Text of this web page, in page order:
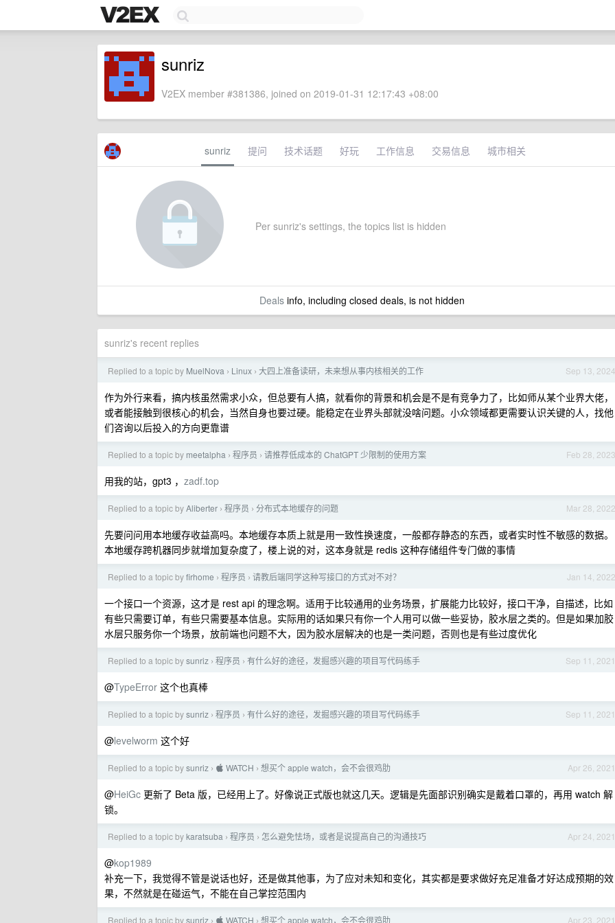
sunriz
V2EX member #381386, joined on 2019-01-31 12:17:43 +08:00
sunriz 提问 技术话题 好玩 工作信息 交易信息 城市相关
Per sunriz's settings, the topics list is hidden
Dealsinfo, including closed deals, is not hidden
sunriz's recent replies
Sep 13, 2024
Replied to a topic by MuelNova › Linux › 大四上准备读研，未来想从事内核相关的工作
作为外行来看，搞内核虽然需求小众，但总要有人搞，就看你的背景和机会是不是有竞争力了，比如师从某个业界大佬，
或者能接触到很核心的机会，当然自身也要过硬。能稳定在业界头部就没啥问题。小众领域都更需要认识关键的人，找他
们咨询以后投入的方向更靠谱
Feb 28, 2023
Replied to a topic by meetalpha › 程序员 › 请推荐低成本的 ChatGPT 少限制的使用方案
用我的站，gpt3 ， zadf.top
Mar 28, 2022
Replied to a topic byAliberter › 程序员 › 分布式本地缓存的问题
先要问问用本地缓存收益高吗。本地缓存本质上就是用一致性换速度，一般都存静态的东西，或者实时性不敏感的数据。
本地缓存跨机器同步就增加复杂度了，楼上说的对，这本身就是 redis 这种存储组件专门做的事情
Jan 14, 2022
Replied to a topic byfirhome › 程序员 › 请教后端同学这种写接口的方式对不对？
一个接口一个资源，这才是 rest api 的理念啊。适用于比较通用的业务场景，扩展能力比较好，接口干净，自描述，比如
有些只需要订单，有些只需要基本信息。实际用的话如果只有你一个人用可以做一些妥协，胶水层之类的。但是如果加胶
水层只服务你一个场景，放前端也问题不大，因为胶水层解决的也是一类问题，否则也是有些过度优化
Sep 11, 2021
Replied to a topic bysunriz › 程序员 › 有什么好的途径，发掘感兴趣的项目写代码练手
@TypeError 这个也真棒
Sep 11, 2021
Replied to a topic bysunriz › 程序员 › 有什么好的途径，发掘感兴趣的项目写代码练手
@levelworm 这个好
Apr 26, 2021
Replied to a topic bysunriz ›  WATCH › 想买个 apple watch，会不会很鸡肋
@HeiGc 更新了 Beta 版，已经用上了。好像说正式版也就这几天。逻辑是先面部识别确实是戴着口罩的，再用 watch 解
锁。
Apr 24, 2021
Replied to a topic bykaratsuba › 程序员 › 怎么避免怯场，或者是说提高自己的沟通技巧
@kop1989
补充一下，我觉得不管是说话也好，还是做其他事，为了应对未知和变化，其实都是要求做好充足准备才好达成预期的效
果，不然就是在碰运气，不能在自己掌控范围内
Apr 23, 2021
Replied to a topic bysunriz ›  WATCH › 想买个 apple watch，会不会很鸡肋